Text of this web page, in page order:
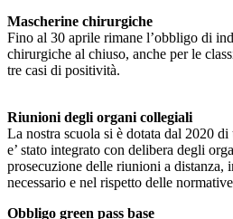
Mascherine chirurgiche
Fino al 30 aprile rimane l’obbligo di
chirurgiche al chiuso, anche per le
tre casi di positività.
Riunioni degli organi collegiali
La nostra scuola si è dotata dal 2020
e’ stato integrato con delibera degli
prosecuzione delle riunioni a distanza,
necessario e nel rispetto delle
Obbligo green pass base